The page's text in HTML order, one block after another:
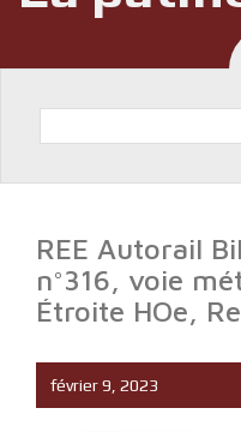
REE Autorail
n°316, voie
Étroite HOe,
février 9, 2023